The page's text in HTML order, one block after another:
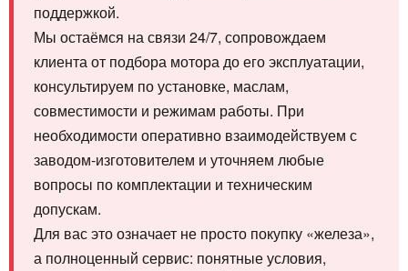
поддержкой.
Мы остаёмся на связи 24/7, сопровождаем
клиента от подбора мотора до его эксплуатации,
консультируем по установке, маслам,
совместимости и режимам работы. При
необходимости оперативно взаимодействуем с
заводом‑изготовителем и уточняем любые
вопросы по комплектации и техническим
допускам.
Для вас это означает не просто покупку «железа»,
а полноценный сервис: понятные условия,